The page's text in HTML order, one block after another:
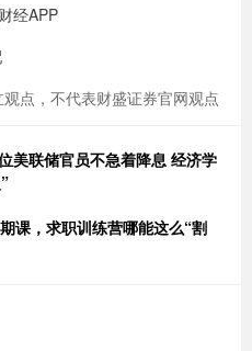
经APP
点，不代表财盛证券官网观点
美联储官员不急着降息 经济学
课，求职训练营哪能这么“割